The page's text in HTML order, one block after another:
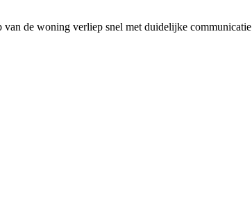
de woning verliep snel met duidelijke communicatie